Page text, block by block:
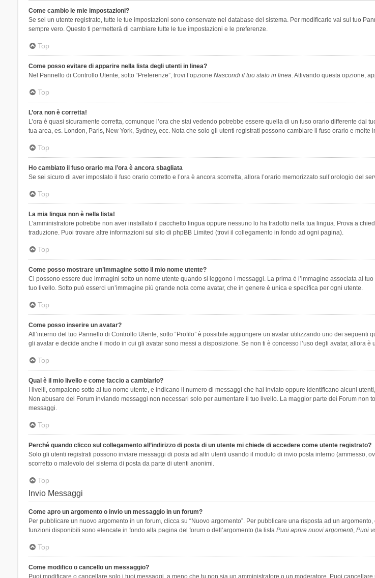
Come cambio le mie impostazioni?
Se sei un utente registrato, tutte le tue impostazioni sono conservate nel database del sistema. Per modificarle vai sul tuo
sempre vero. Questo ti permetterà di cambiare tutte le tue impostazioni e le preferenze.
Top
Come posso evitare di apparire nella lista degli utenti in linea?
Nel Pannello di Controllo Utente, sotto “Preferenze”, trovi l’opzione Nascondi il tuo stato in linea. Attivando questa opzione,
Top
L’ora non è corretta!
L’ora è quasi sicuramente corretta, comunque l’ora che stai vedendo potrebbe essere quella di un fuso orario differente
tua area, es. London, Paris, New York, Sydney, ecc. Nota che solo gli utenti registrati possono cambiare il fuso orario e molte
Top
Ho cambiato il fuso orario ma l’ora è ancora sbagliata
Se sei sicuro di aver impostato il fuso orario corretto e l’ora è ancora scorretta, allora l’orario memorizzato sull’orologio del
Top
La mia lingua non è nella lista!
L’amministratore potrebbe non aver installato il pacchetto lingua oppure nessuno lo ha tradotto nella tua lingua. Prova a
traduzione. Puoi trovare altre informazioni sul sito di phpBB Limited (trovi il collegamento in fondo ad ogni pagina).
Top
Come posso mostrare un’immagine sotto il mio nome utente?
Ci possono essere due immagini sotto un nome utente quando si leggono i messaggi. La prima è l’immagine associata al
tuo livello. Sotto può esserci un’immagine più grande nota come avatar, che in genere è unica e specifica per ogni utente.
Top
Come posso inserire un avatar?
All’interno del tuo Pannello di Controllo Utente, sotto “Profilo” è possibile aggiungere un avatar utilizzando uno dei
gli avatar e decide anche il modo in cui gli avatar sono messi a disposizione. Se non ti è concesso l’uso degli avatar, allora
Top
Qual è il mio livello e come faccio a cambiarlo?
I livelli, compaiono sotto al tuo nome utente, e indicano il numero di messaggi che hai inviato oppure identificano alcuni
Non abusare del Forum inviando messaggi non necessari solo per aumentare il tuo livello. La maggior parte dei Forum non
messaggi.
Top
Perché quando clicco sul collegamento all’indirizzo di posta di un utente mi chiede di accedere come utente registrato?
Solo gli utenti registrati possono inviare messaggi di posta ad altri utenti usando il modulo di invio posta interno (ammesso,
scorretto o malevolo del sistema di posta da parte di utenti anonimi.
Top
Invio Messaggi
Come apro un argomento o invio un messaggio in un forum?
Per pubblicare un nuovo argomento in un forum, clicca su “Nuovo argomento”. Per pubblicare una risposta ad un
funzioni disponibili sono elencate in fondo alla pagina del forum o dell’argomento (la lista Puoi aprire nuovi argomenti, Puoi
Top
Come modifico o cancello un messaggio?
Puoi modificare o cancellare solo i tuoi messaggi, a meno che tu non sia un amministratore o un moderatore. Puoi